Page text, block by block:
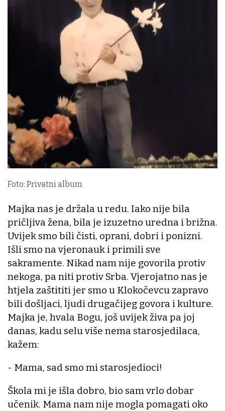
Foto: Privatni album
Majka nas je držala u redu. Iako nije bila
pričljiva žena, bila je izuzetno uredna i brižna.
Uvijek smo bili čisti, oprani, dobri i ponizni.
Išli smo na vjeronauk i primili sve
sakramente. Nikad nam nije govorila protiv
nekoga, pa niti protiv Srba. Vjerojatno nas je
htjela zaštititi jer smo u Klokočevcu zapravo
bili došljaci, ljudi drugačijeg govora i kulture.
Majka je, hvala Bogu, još uvijek živa pa joj
danas, kadu selu više nema starosjedilaca,
kažem:
- Mama, sad smo mi starosjedioci!
Škola mi je išla dobro, bio sam vrlo dobar
učenik. Mama nam nije mogla pomagati oko